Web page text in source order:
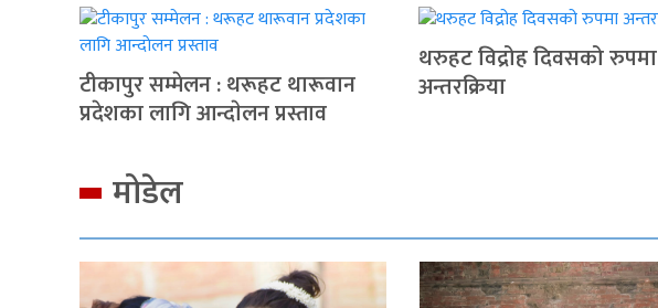
टीकापुर सम्मेलन : थरूहट थारूवान
प्रदेशका लागि आन्दाेलन प्रस्ताव
थरुहट विद्रोह दिवसको रुपमा
अन्तरक्रिया
मोडेल